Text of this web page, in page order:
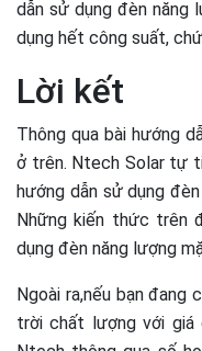
dẫn sử dụng đèn năng
dụng hết công suất,
Lời kết
Thông qua bài hướng
ở trên. Ntech Solar tự
hướng dẫn sử dụng
Những kiến thức trên
dụng đèn năng lượng
Ngoài ra,nếu bạn đang
trời chất lượng với giá